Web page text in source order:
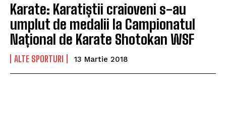
Karate: Karatiștii craioveni s-au
umplut de medalii la Campionatul
Național de Karate Shotokan WSF
ALTE SPORTURI 13 Martie 2018